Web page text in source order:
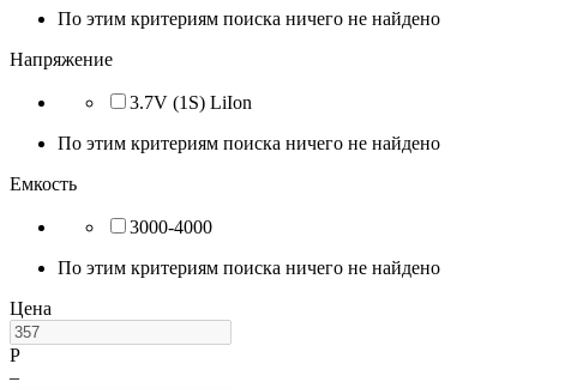
По этим критериям поиска ничего не найдено
Напряжение
3.7V (1S) LiIon
По этим критериям поиска ничего не найдено
Емкость
3000-4000
По этим критериям поиска ничего не найдено
Цена
Р
–